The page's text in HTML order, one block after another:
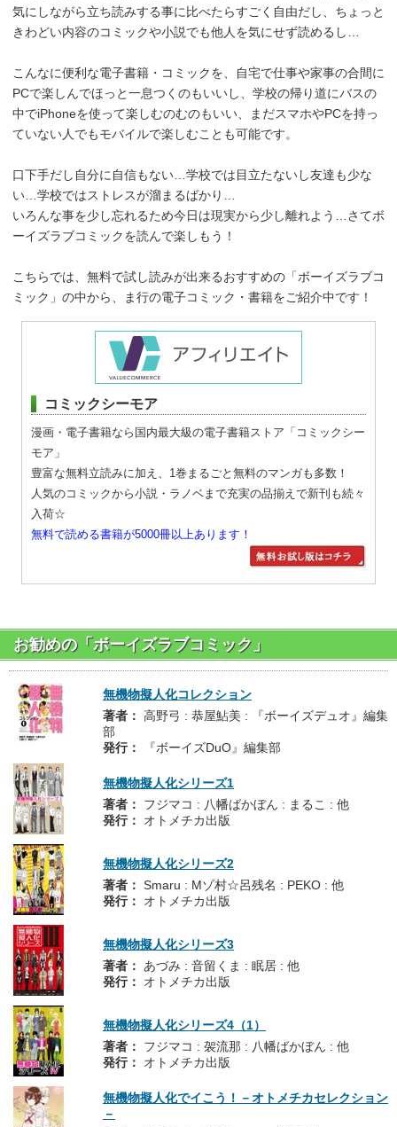
気にしながら立ち読みする事に比べたらすごく自由だし、ちょっと
きわどい内容のコミックや小説でも他人を気にせず読めるし…
こんなに便利な電子書籍・コミックを、自宅で仕事や家事の合間に
PCで楽しんでほっと一息つくのもいいし、学校の帰り道にバスの
中でiPhoneを使って楽しむのむのもいい、まだスマホやPCを持っ
ていない人でもモバイルで楽しむことも可能です。
口下手だし自分に自信もない…学校では目立たないし友達も少な
い…学校ではストレスが溜まるばかり…
いろんな事を少し忘れるため今日は現実から少し離れよう…さてボ
ーイズラブコミックを読んで楽しもう！
こちらでは、無料で試し読みが出来るおすすめの「ボーイズラブコ
ミック」の中から、ま行の電子コミック・書籍をご紹介中です！
コミックシーモア
漫画・電子書籍なら国内最大級の電子書籍ストア「コミックシー
モア」
豊富な無料立読みに加え、1巻まるごと無料のマンガも多数！
人気のコミックから小説・ラノベまで充実の品揃えで新刊も続々
入荷☆
無料で読める書籍が5000冊以上あります！
お勧めの「ボーイズラブコミック」
無機物擬人化コレクション
著者： 高野弓 : 恭屋鮎美 : 『ボーイズデュオ』編集
部
発行：
『ボーイズDuO』編集部
無機物擬人化シリーズ1
著者：
フジマコ : 八幡ばかぼん : まるこ : 他
発行：
オトメチカ出版
無機物擬人化シリーズ2
著者： Smaru : Mゾ村☆呂残名 : PEKO : 他
発行：
オトメチカ出版
無機物擬人化シリーズ3
著者： あづみ : 音留くま : 眠居 : 他
発行：
オトメチカ出版
無機物擬人化シリーズ4（1）
著者：
フジマコ : 袈流那 : 八幡ばかぼん : 他
発行：
オトメチカ出版
無機物擬人化でイこう！－オトメチカセレクション
－